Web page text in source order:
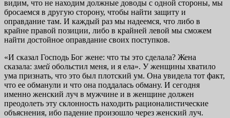
видим, что не находим должные доводы с одной стороны, мы
бросаемся в другую сторону, чтобы найти защиту и
оправдание там. И каждый раз мы надеемся, что либо в
крайне правой позиции, либо в крайней левой мы сможем
найти достойное оправдание своих поступков.
«И сказал Господь Бог жене: что ты это сделала? Жена
сказала: змей обольстил меня, и я ела». У женщины хватило
ума признать, что это был плотский ум. Она увидела тот факт,
что ее обманули и что она поддалась обману. И сегодня
именно женский луч в мужчине и в женщине должен
преодолеть эту склонность находить рационалистические
объяснения, ибо падение произошло через женский луч.